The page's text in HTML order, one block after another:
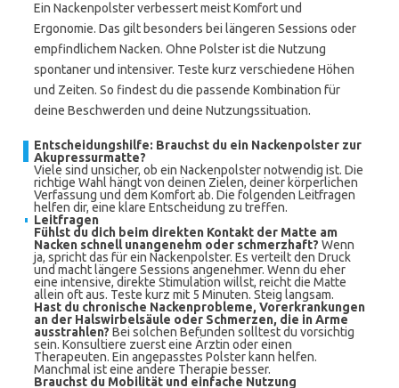
Ein Nackenpolster verbessert meist Komfort und
Ergonomie. Das gilt besonders bei längeren Sessions oder
empfindlichem Nacken. Ohne Polster ist die Nutzung
spontaner und intensiver. Teste kurz verschiedene Höhen
und Zeiten. So findest du die passende Kombination für
deine Beschwerden und deine Nutzungssituation.
Entscheidungshilfe: Brauchst du ein Nackenpolster zur
Akupressurmatte?
Viele sind unsicher, ob ein Nackenpolster notwendig ist. Die
richtige Wahl hängt von deinen Zielen, deiner körperlichen
Verfassung und dem Komfort ab. Die folgenden Leitfragen
helfen dir, eine klare Entscheidung zu treffen.
Leitfragen
Fühlst du dich beim direkten Kontakt der Matte am
Nacken schnell unangenehm oder schmerzhaft? Wenn
ja, spricht das für ein Nackenpolster. Es verteilt den Druck
und macht längere Sessions angenehmer. Wenn du eher
eine intensive, direkte Stimulation willst, reicht die Matte
allein oft aus. Teste kurz mit 5 Minuten. Steig langsam.
Hast du chronische Nackenprobleme, Vorerkrankungen
an der Halswirbelsäule oder Schmerzen, die in Arme
ausstrahlen? Bei solchen Befunden solltest du vorsichtig
sein. Konsultiere zuerst eine Ärztin oder einen
Therapeuten. Ein angepasstes Polster kann helfen.
Manchmal ist eine andere Therapie besser.
Brauchst du Mobilität und einfache Nutzung